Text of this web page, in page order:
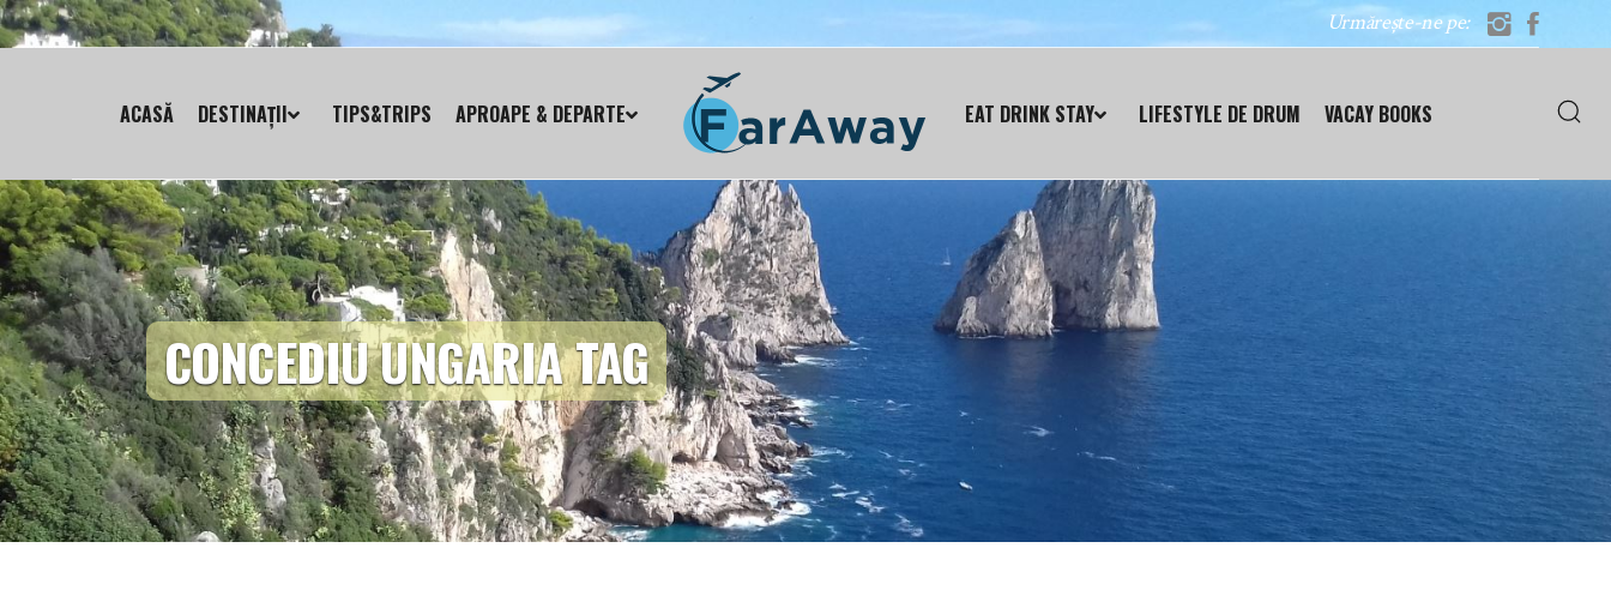
Urmărește-ne pe:
ACASĂ DESTINAȚII TIPS&TRIPS APROAPE & DEPARTE EAT DRINK STAY LIFESTYLE DE DRUM VACAY BOOKS
CONCEDIU UNGARIA TAG